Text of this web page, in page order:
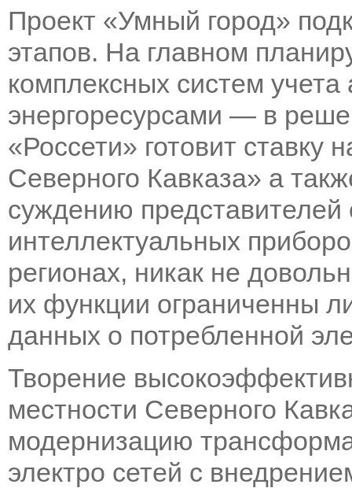
Проект «Умный город»
этапов. На главном
комплексных систем
энергоресурсами — в
«Россети» готовит
Северного Кавказа» а
суждению представителей
интеллектуальных
регионах, никак не
их функции ограниченны
данных о потребленной
Творение
местности Северного
модернизацию
электро сетей с